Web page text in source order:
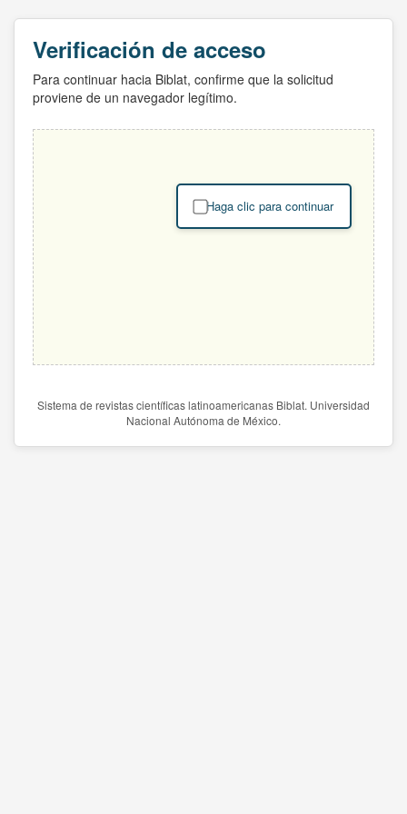
Verificación de acceso
Para continuar hacia Biblat, confirme que la solicitud
proviene de un navegador legítimo.
Haga clic para continuar
Sistema de revistas científicas latinoamericanas Biblat. Universidad
Nacional Autónoma de México.